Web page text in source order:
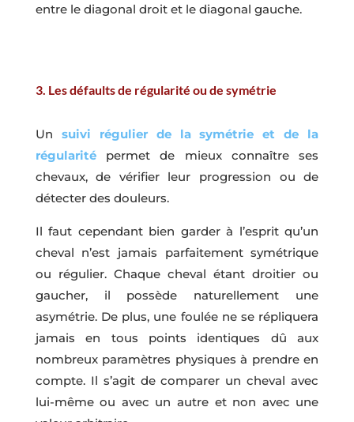
entre le diagonal droit et le diagonal gauche.
3. Les défaults de régularité ou de symétrie
Un suivi régulier de la symétrie et de la
régularitépermet de mieux connaître ses
chevaux, de vérifier leur progression ou de
détecter des douleurs.
Il faut cependant bien garder à l’esprit qu’un
cheval n’est jamais parfaitement symétrique
ou régulier. Chaque cheval étant droitier ou
gaucher, il possède naturellement une
asymétrie. De plus, une foulée ne se répliquera
jamais en tous points identiques dû aux
nombreux paramètres physiques à prendre en
compte. Il s’agit de comparer un cheval avec
lui-même ou avec un autre et non avec une